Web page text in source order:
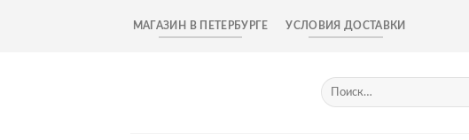
МАГАЗИН В ПЕТЕРБУРГЕ УСЛОВИЯ ДОСТАВКИ
Искать: